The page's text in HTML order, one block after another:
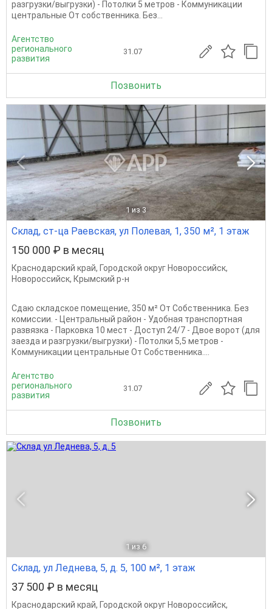
разгрузки/выгрузки) - Потолки 5 метров - Коммуникации
центральные От собственника. Без...
Агентство
регионального
развития
31.07
Позвонить
1 из 3
Склад, ст-ца Раевская, ул Полевая, 1, 350 м², 1 этаж
150 000 ₽ в месяц
Краснодарский край, Городской округ Новороссийск,
Новороссийск, Крымский р-н
Сдаю складское помещение, 350 м² От Собственника. Без
комиссии. - Центральный район - Удобная транспортная
развязка - Парковка 10 мест - Доступ 24/7 - Двое ворот (для
заезда и разгрузки/выгрузки) - Потолки 5,5 метров -
Коммуникации центральные От Собственника....
Агентство
регионального
развития
31.07
Позвонить
1 из 6
Склад, ул Леднева, 5, д. 5, 100 м², 1 этаж
37 500 ₽ в месяц
Краснодарский край, Городской округ Новороссийск,